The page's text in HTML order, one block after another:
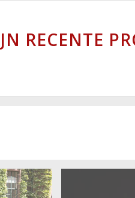
RECENTE